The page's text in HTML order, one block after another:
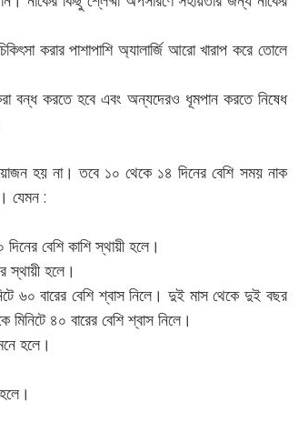
করার পাশাপাশি অ্যালার্জি আরো খারাপ করে তোলে
বন্ধ করতে হবে এবং অন্যদেরও ধূমপান করতে নিষেধ
হয় না। তবে ১০ থেকে ১৪ দিনের বেশি সময় নাক
যেমন :
বেশি কাশি স্থায়ী হলে।
স্থায়ী হলে।
৬০ বারের বেশি শ্বাস নিলে। দুই মাস থেকে দুই বছর
৪০ বারের বেশি শ্বাস নিলে।
হলে।